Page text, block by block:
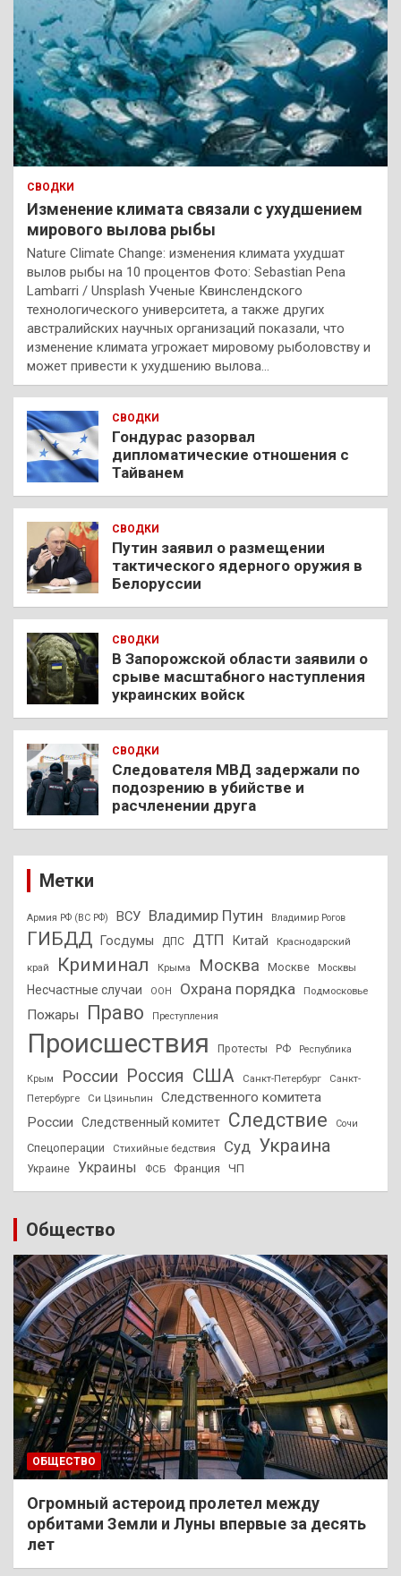
СВОДКИ
Изменение климата связали с ухудшением
мирового вылова рыбы
Nature Climate Change: изменения климата ухудшат
вылов рыбы на 10 процентов Фото: Sebastian Pena
Lambarri / Unsplash Ученые Квинслендского
технологического университета, а также других
австралийских научных организаций показали, что
изменение климата угрожает мировому рыболовству и
может привести к ухудшению вылова…
СВОДКИ
Гондурас разорвал
дипломатические отношения с
Тайванем
СВОДКИ
Путин заявил о размещении
тактического ядерного оружия в
Белоруссии
СВОДКИ
В Запорожской области заявили о
срыве масштабного наступления
украинских войск
СВОДКИ
Следователя МВД задержали по
подозрению в убийстве и
расчленении друга
Метки
Армия РФ (ВС РФ) ВСУ Владимир Путин Владимир Рогов
ГИБДД Госдумы ДПС ДТП Китай Краснодарский
край Криминал Крыма Москва Москве Москвы
Несчастные случаи ООН Охрана порядка Подмосковье
Пожары Право Преступления
Происшествия Протесты РФ Республика
Крым России Россия США Санкт-Петербург
Санкт-
Петербурге
Си Цзиньпин
Следственного комитета
России
Следственный комитет Следствие Сочи
Спецоперации Стихийные бедствия Суд Украина
Украине Украины ФСБ Франция ЧП
Общество
ОБЩЕСТВО
Огромный астероид пролетел между
орбитами Земли и Луны впервые за десять
лет